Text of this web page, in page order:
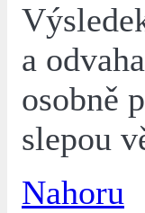
a
osobně
slepou
Nahoru